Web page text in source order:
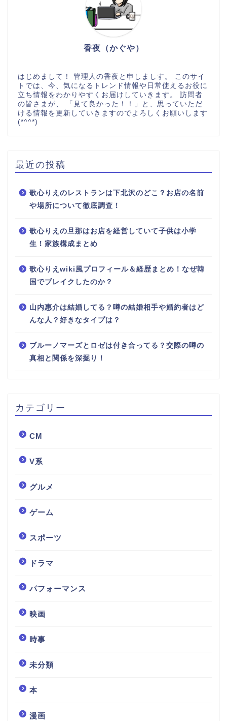
香夜（かぐや）
はじめまして！ 管理人の香夜と申しましす。 このサイ
トでは、今、気になるトレンド情報や日常使えるお役に
立ち情報をわかりやすくお届けしていきます。 訪問者
の皆さまが、 「見て良かった！！」と、思っていただ
ける情報を更新していきますのでよろしくお願いします
(*^^*)
最近の投稿
歌心りえのレストランは下北沢のどこ？お店の名前
や場所について徹底調査！
歌心りえの旦那はお店を経営していて子供は小学
生！家族構成まとめ
歌心りえwiki風プロフィール＆経歴まとめ！なぜ韓
国でブレイクしたのか？
山内惠介は結婚してる？噂の結婚相手や婚約者はど
んな人？好きなタイプは？
ブルーノマーズとロゼは付き合ってる？交際の噂の
真相と関係を深掘り！
カテゴリー
CM
V系
グルメ
ゲーム
スポーツ
ドラマ
パフォーマンス
映画
時事
未分類
本
漫画